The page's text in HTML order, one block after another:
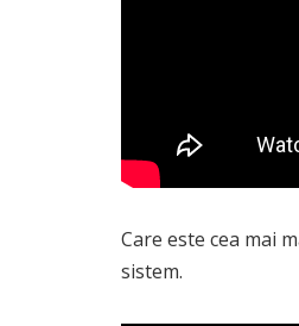
Care este cea mai
sistem.